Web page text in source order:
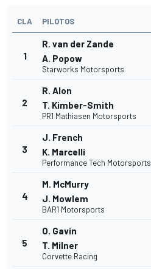
CLA PILOTOS
1
R. van der Zande
A. Popow
Starworks Motorsports
2
R. Alon
T. Kimber-Smith
PR1 Mathiasen Motorsports
3
J. French
K. Marcelli
Performance Tech Motorsports
4
M. McMurry
J. Mowlem
BAR1 Motorsports
5
O. Gavin
T. Milner
Corvette Racing